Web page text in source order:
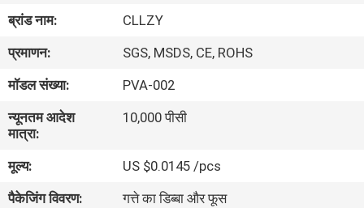
हमारे
बारे
कारखाने
दौरा
ब्रांड नाम:
CLLZY
प्रमाणन:
SGS, MSDS, CE, ROHS
मॉडल संख्या:
PVA-002
न्यूनतम आदेश
मात्रा:
10,000 पीसी
मूल्य:
US $0.0145 /pcs
पैकेजिंग विवरण:
गत्ते का डिब्बा और फूस